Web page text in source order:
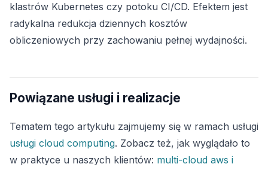
klastrów Kubernetes czy potoku CI/CD. Efektem jest
radykalna redukcja dziennych kosztów
obliczeniowych przy zachowaniu pełnej wydajności.
Powiązane usługi i realizacje
Tematem tego artykułu zajmujemy się w ramach usługi
usługi cloud computing. Zobacz też, jak wyglądało to
w praktyce u naszych klientów: multi-cloud aws i